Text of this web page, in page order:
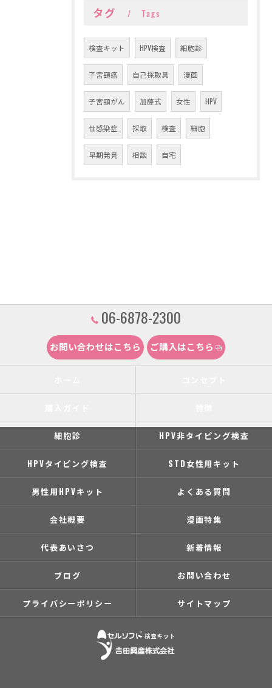
タグ Tags
検査キット HPV検査 細胞診
子宮頸癌 自己採取具 漫画
子宮頸がん 加藤式 女性 HPV
性感染症 採取 検査 細胞
早期発見 相談 自宅
06-6878-2300
お問い合わせはこちら ご購入はこちら
細胞診 HPV非タイピング検査
HPVタイピング検査 STD女性用キット
男性用HPVキット よくある質問
会社概要 漫画特集
代表あいさつ 新着情報
ブログ お問い合わせ
プライバシーポリシー サイトマップ